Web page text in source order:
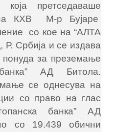
претседаваше
на КХВ М-р Бујаре
со кое на “АЛТА
Србија и се издава
за преземање
АД Битола.
се однесува на
со право на глас
банка” АД
со 19.439 обични